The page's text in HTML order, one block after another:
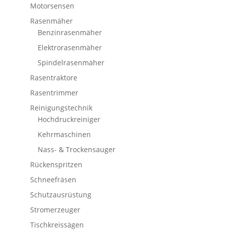
Motorsensen
Rasenmäher
Benzinrasenmäher
Elektrorasenmäher
Spindelrasenmäher
Rasentraktore
Rasentrimmer
Reinigungstechnik
Hochdruckreiniger
Kehrmaschinen
Nass- & Trockensauger
Rückenspritzen
Schneefräsen
Schutzausrüstung
Stromerzeuger
Tischkreissägen